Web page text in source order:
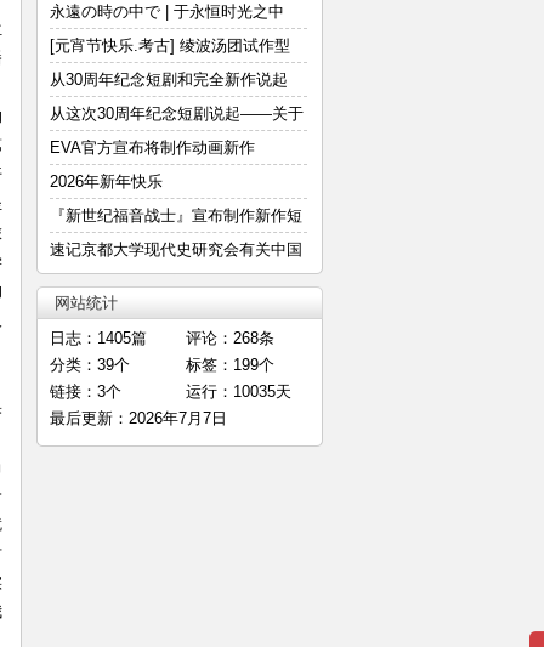
说
永遠の時の中で | 于永恒时光之中
[元宵节快乐.考古] 绫波汤团试作型
从30周年纪念短剧和完全新作说起
—
从这次30周年纪念短剧说起——关于
明
EVA官方宣布将制作动画新作
2026年新年快乐
『新世纪福音战士』宣布制作新作短
篇
速记京都大学现代史研究会有关中国
E
网站统计
日志：1405篇
评论：268条
分类：39个
标签：199个
链接：3个
运行：10035天
最后更新：2026年7月7日